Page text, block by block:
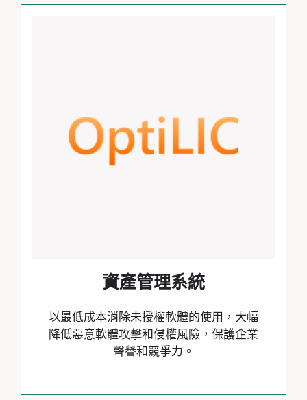
資產管理系統
以最低成本消除未授權軟體的使用，大幅
降低惡意軟體攻擊和侵權風險，保護企業
聲譽和競爭力。